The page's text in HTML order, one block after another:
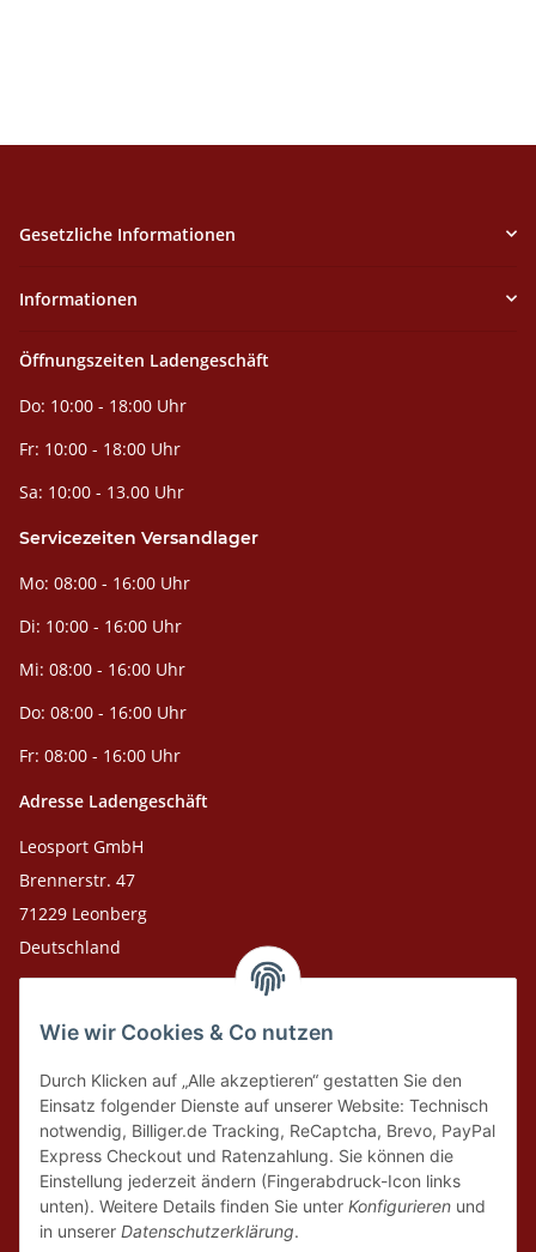
Wie wir Cookies & Co nutzen
Durch Klicken auf „Alle akzeptieren“ gestatten Sie den
Einsatz folgender Dienste auf unserer Website: Technisch
notwendig, Billiger.de Tracking, ReCaptcha, Brevo, PayPal
Express Checkout und Ratenzahlung. Sie können die
Einstellung jederzeit ändern (Fingerabdruck-Icon links
unten). Weitere Details finden Sie unter Konfigurieren und
in unserer Datenschutzerklärung.
Gesetzliche Informationen
Informationen
Öffnungszeiten Ladengeschäft
Do: 10:00 - 18:00 Uhr
Fr: 10:00 - 18:00 Uhr
Sa: 10:00 - 13.00 Uhr
Servicezeiten Versandlager
Mo: 08:00 - 16:00 Uhr
Di: 10:00 - 16:00 Uhr
Mi: 08:00 - 16:00 Uhr
Do: 08:00 - 16:00 Uhr
Fr: 08:00 - 16:00 Uhr
Adresse Ladengeschäft
Leosport GmbH
Brennerstr. 47
71229 Leonberg
Deutschland
Leosport GmbH
75378 Bad Liebenzell
Tel. Laden 07152-909493
Tel. Versandlager 07052-9344380